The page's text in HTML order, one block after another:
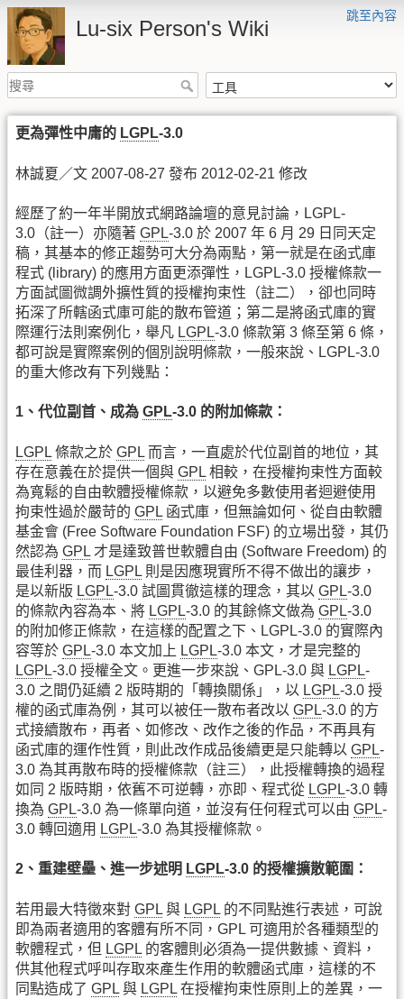
跳至內容
Lu-six Person's Wiki
更為彈性中庸的 LGPL-3.0
林誠夏／文 2007-08-27 發布 2012-02-21 修改
經歷了約一年半開放式網路論壇的意見討論，LGPL-
3.0（註一）亦隨著 GPL-3.0 於 2007 年 6 月 29 日同天定
稿，其基本的修正趨勢可大分為兩點，第一就是在函式庫
程式 (library) 的應用方面更添彈性，LGPL-3.0 授權條款一
方面試圖微調外擴性質的授權拘束性（註二），卻也同時
拓深了所轄函式庫可能的散布管道；第二是將函式庫的實
際運行法則案例化，舉凡 LGPL-3.0 條款第 3 條至第 6 條，
都可說是實際案例的個別說明條款，一般來說、LGPL-3.0
的重大修改有下列幾點：
1、代位副首、成為 GPL-3.0 的附加條款：
LGPL 條款之於 GPL 而言，一直處於代位副首的地位，其
存在意義在於提供一個與 GPL 相較，在授權拘束性方面較
為寬鬆的自由軟體授權條款，以避免多數使用者迴避使用
拘束性過於嚴苛的 GPL 函式庫，但無論如何、從自由軟體
基金會 (Free Software Foundation FSF) 的立場出發，其仍
然認為 GPL 才是達致普世軟體自由 (Software Freedom) 的
最佳利器，而 LGPL 則是因應現實所不得不做出的讓步，
是以新版 LGPL-3.0 試圖貫徹這樣的理念，其以 GPL-3.0
的條款內容為本、將 LGPL-3.0 的其餘條文做為 GPL-3.0
的附加修正條款，在這樣的配置之下、LGPL-3.0 的實際內
容等於 GPL-3.0 本文加上 LGPL-3.0 本文，才是完整的
LGPL-3.0 授權全文。更進一步來說、GPL-3.0 與 LGPL-
3.0 之間仍延續 2 版時期的「轉換關係」，以 LGPL-3.0 授
權的函式庫為例，其可以被任一散布者改以 GPL-3.0 的方
式接續散布，再者、如修改、改作之後的作品，不再具有
函式庫的運作性質，則此改作成品後續更是只能轉以 GPL-
3.0 為其再散布時的授權條款（註三），此授權轉換的過程
如同 2 版時期，依舊不可逆轉，亦即、程式從 LGPL-3.0 轉
換為 GPL-3.0 為一條單向道，並沒有任何程式可以由 GPL-
3.0 轉回適用 LGPL-3.0 為其授權條款。
2、重建壁壘、進一步述明 LGPL-3.0 的授權擴散範圍：
若用最大特徵來對 GPL 與 LGPL 的不同點進行表述，可說
即為兩者適用的客體有所不同，GPL 可適用於各種類型的
軟體程式，但 LGPL 的客體則必須為一提供數據、資料，
供其他程式呼叫存取來產生作用的軟體函式庫，這樣的不
同點造成了 GPL 與 LGPL 在授權拘束性原則上的差異，一